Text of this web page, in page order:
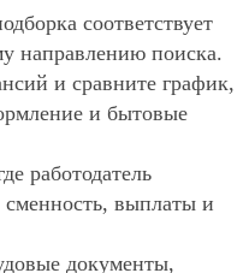
соответствует
направлению поиска.
и сравните график,
и бытовые
работодатель
сменность, выплаты и
документы,